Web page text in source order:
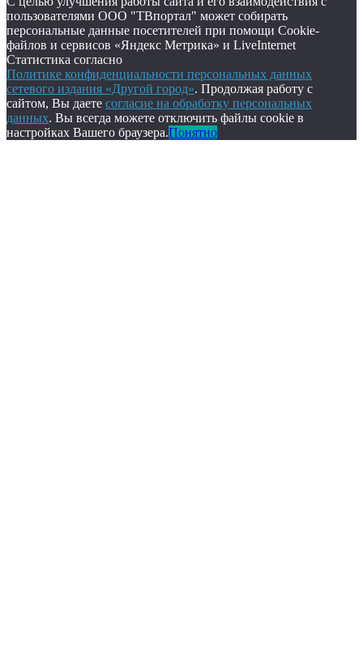
пользователями ООО "ТВпортал" может собирать
персональные данные посетителей при помощи Cookie-
файлов и сервисов «Яндекс Метрика» и LiveInternet
Статистика согласно
Политике конфиденциальности персональных данных
сетевого издания «Другой город». Продолжая работу с
сайтом, Вы даете согласие на обработку персональных
данных. Вы всегда можете отключить файлы cookie в
настройках Вашего браузера.Понятно